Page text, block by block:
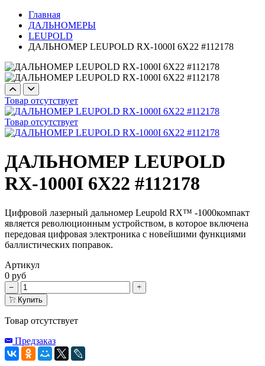
Главная
ДАЛЬНОМЕРЫ
LEUPOLD
ДАЛЬНОМЕР LEUPOLD RX-1000I 6X22 #112178
Товар отсутствует
Товар отсутствует
ДАЛЬНОМЕР LEUPOLD
RX-1000I 6X22 #112178
Цифровой лазерный дальномер Leupold RX™ -1000компакт
является революционным устройством, в которое включена
передовая цифровая электроника с новейшими функциями
баллистических поправок.
Артикул
0 руб
Купить
Товар отсутствует
Предзаказ